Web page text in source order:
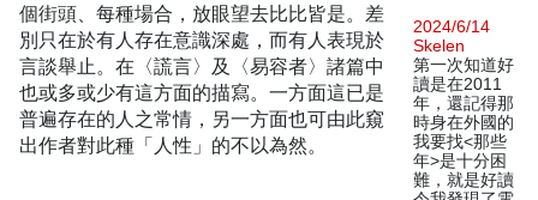
個街頭、每種場合，放眼望去比比皆是。差
別只在於有人存在意識深處，而有人表現於
言談舉止。在〈謊言〉及〈易容者〉諸篇中
也或多或少有這方面的描寫。一方面這已是
普遍存在的人之常情，另一方面也可由此窺
出作者對此種「人性」的不以為然。
2024/6/14
Skelen
第一次知道好
讀是在2011
年，還記得那
時身在外國的
我要找<那些
年>是十分困
難，就是好讀